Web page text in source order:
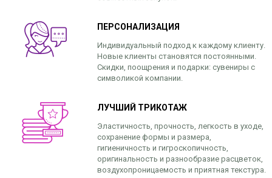
ПЕРСОНАЛИЗАЦИЯ
Индивидуальный подход к каждому клиенту.
Новые клиенты становятся постоянными.
Скидки, поощрения и подарки: сувениры с
символикой компании.
ЛУЧШИЙ ТРИКОТАЖ
Эластичность, прочность, легкость в уходе,
сохранение формы и размера,
гигиеничность и гигроскопичность,
оригинальность и разнообразие расцветок,
воздухопроницаемость и приятная текстура.